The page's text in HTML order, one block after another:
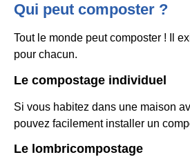
Qui peut composter ?
Tout le monde peut composter ! Il
pour chacun.
Le compostage individuel
Si vous habitez dans une maison
pouvez facilement installer un
Le lombricompostage